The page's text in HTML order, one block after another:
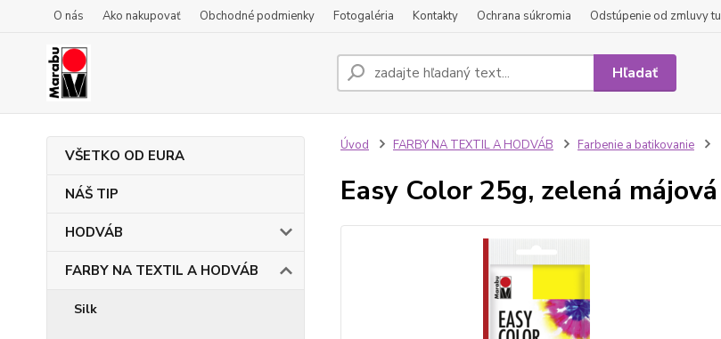
O nás Ako nakupovať Obchodné podmienky Fotogaléria Kontakty Ochrana súkromia Odstúpenie od zmluvy tu
Hľadať
VŠETKO OD EURA
NÁŠ TIP
HODVÁB
FARBY NA TEXTIL A HODVÁB
Silk
Úvod FARBY NA TEXTIL A HODVÁB Farbenie a batikovanie
Easy Color 25g, zelená májová